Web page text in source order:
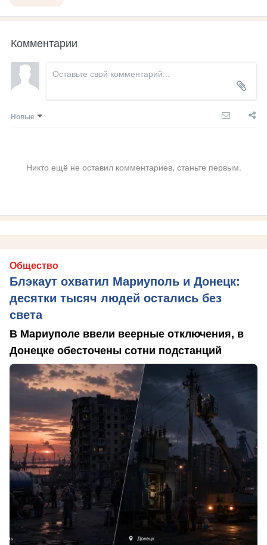
Комментарии
Новые
Никто ещё не оставил комментариев, станьте первым.
Общество
Блэкаут охватил Мариуполь и Донецк:
десятки тысяч людей остались без
света
В Мариуполе ввели веерные отключения, в
Донецке обесточены сотни подстанций